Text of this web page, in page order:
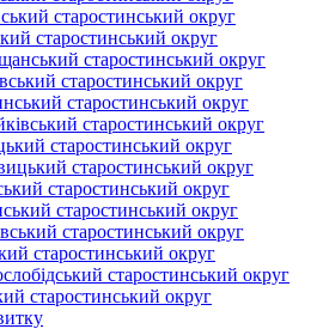
старостинський округ
старостинський округ
старостинський округ
старостинський округ
старостинський округ
старостинський округ
старостинський округ
старостинський округ
старостинський округ
старостинський округ
старостинський округ
старостинський округ
старостинський округ
старостинський округ